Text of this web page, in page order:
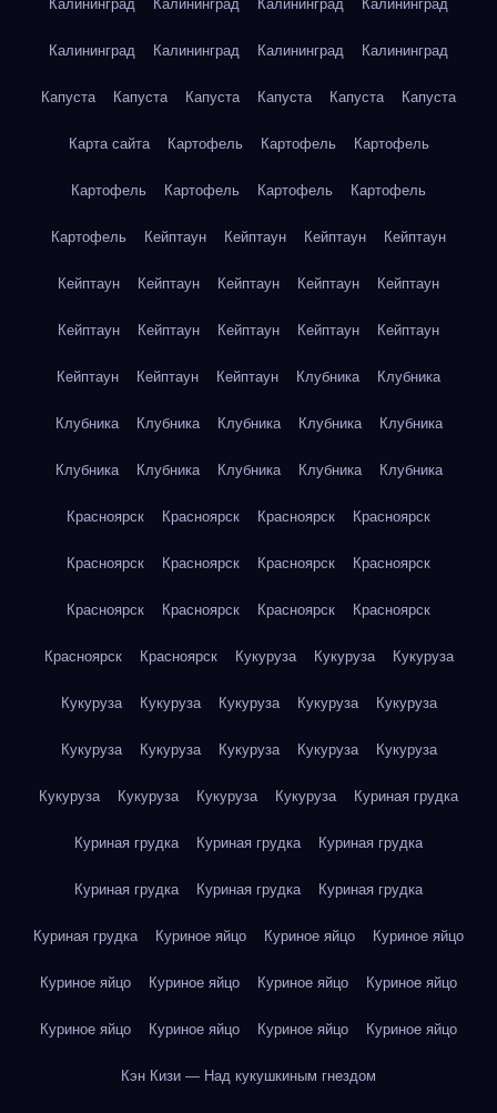
Калининград Калининград Калининград Калининград
Калининград Калининград Калининград Калининград
Капуста Капуста Капуста Капуста Капуста Капуста
Карта сайта Картофель Картофель Картофель
Картофель Картофель Картофель Картофель
Картофель Кейптаун Кейптаун Кейптаун Кейптаун
Кейптаун Кейптаун Кейптаун Кейптаун Кейптаун
Кейптаун Кейптаун Кейптаун Кейптаун Кейптаун
Кейптаун Кейптаун Кейптаун Клубника Клубника
Клубника Клубника Клубника Клубника Клубника
Клубника Клубника Клубника Клубника Клубника
Красноярск Красноярск Красноярск Красноярск
Красноярск Красноярск Красноярск Красноярск
Красноярск Красноярск Красноярск Красноярск
Красноярск Красноярск Кукуруза Кукуруза Кукуруза
Кукуруза Кукуруза Кукуруза Кукуруза Кукуруза
Кукуруза Кукуруза Кукуруза Кукуруза Кукуруза
Кукуруза Кукуруза Кукуруза Кукуруза Куриная грудка
Куриная грудка Куриная грудка Куриная грудка
Куриная грудка Куриная грудка Куриная грудка
Куриная грудка Куриное яйцо Куриное яйцо Куриное яйцо
Куриное яйцо Куриное яйцо Куриное яйцо Куриное яйцо
Куриное яйцо Куриное яйцо Куриное яйцо Куриное яйцо
Кэн Кизи — Над кукушкиным гнездом